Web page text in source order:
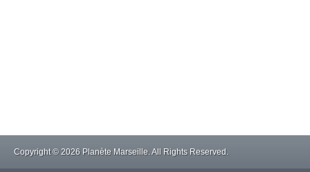
Copyright © 2026 Planète Marseille. All Rights Reserved.